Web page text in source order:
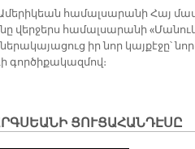
հա­մալ­սա­րա­նի Հայ
վեր­ջերս հա­մալ­սա­րա­նի
նե­րա­կա­յա­ցուց իր նոր կայ­քէ­ջը՝
գոր­ծի­քա­կազ­մով։
ՑՈՒՑԱՀԱՆԴԷՍԸ